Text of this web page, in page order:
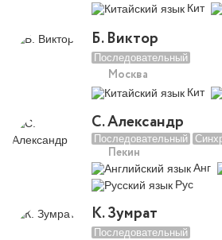
Кит
Б. Виктор
Последовательный
Москва
Кит
С. Александр
Последовательный
Пекин
Анг
Рус
К. Зумрат
Последовательный